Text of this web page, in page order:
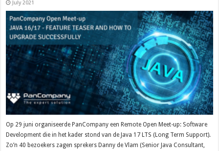
July 2021
Op 29 juni organiseerde PanCompany een Remote Open Meet-up: Software
Development die in het kader stond van de Java 17 LTS (Long Term Support).
Zo’n 40 bezoekers zagen sprekers Danny de Vlam (Senior Java Consultant,